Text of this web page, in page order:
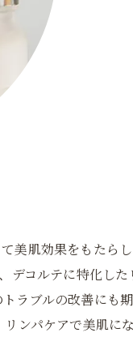
美肌効果をもたら
コルテに特化し
ラブルの改善にも
ンパケアで美肌に